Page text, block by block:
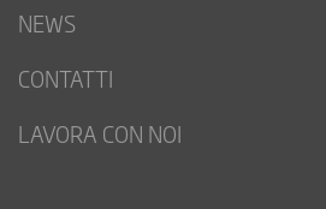
NEWS
CONTATTI
LAVORA CON NOI